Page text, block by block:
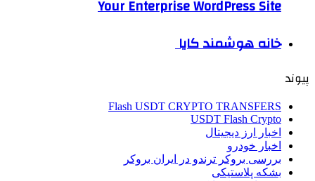
Your Enterprise WordPress Site
خانه هوشمند کایا
پیوند
Flash USDT CRYPTO TRANSFERS
USDT Flash Crypto
اخبار ارز دیجیتال
اخبار خودرو
بررسی بروکر ترندو در ایران بروکر
بشکه پلاستیکی